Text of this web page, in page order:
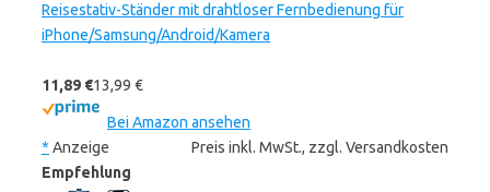
Reisestativ-Ständer mit drahtloser Fernbedienung für
iPhone/Samsung/Android/Kamera
11,89 €13,99 €
Bei Amazon ansehen
* Anzeige
Preis inkl. MwSt., zzgl. Versandkosten
Empfehlung